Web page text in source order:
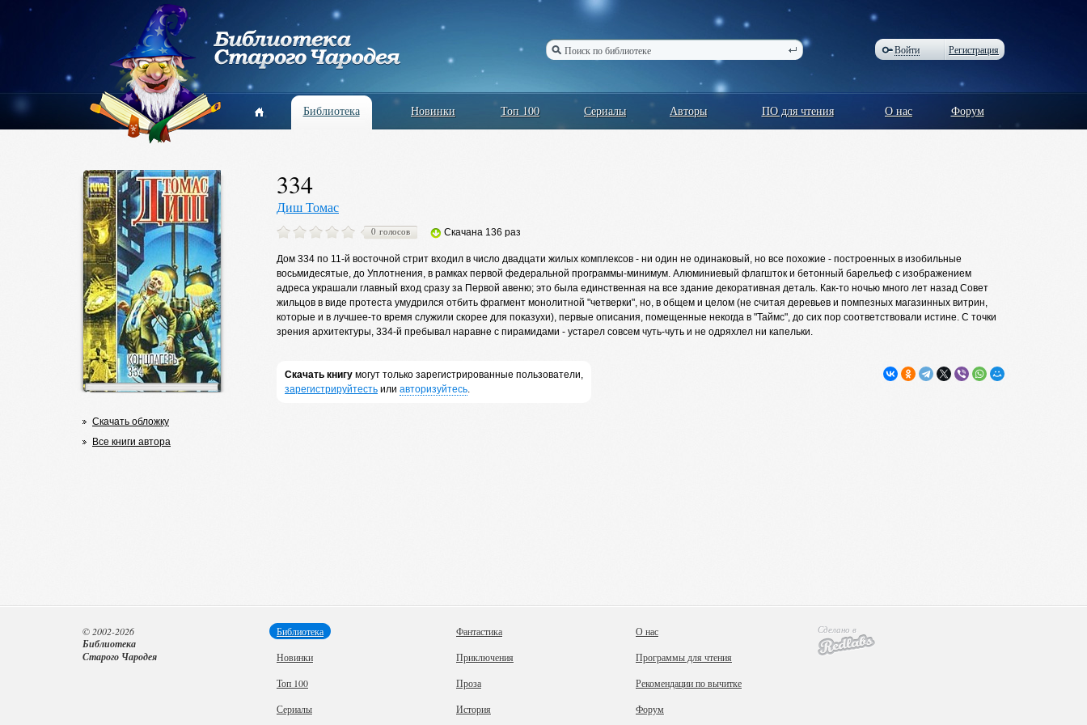
Войти Регистрация
Библиотека Новинки Топ 100 Сериалы Авторы ПО для чтения О нас Форум
Скачать обложку
Все книги автора
334
Диш Томас
0 голосов Скачана 136 раз
Дом 334 по 11-й восточной стрит входил в число двадцати жилых комплексов - ни один не одинаковый, но все похожие - построенных в изобильные
восьмидесятые, до Уплотнения, в рамках первой федеральной программы-минимум. Алюминиевый флагшток и бетонный барельеф с изображением
адреса украшали главный вход сразу за Первой авеню; это была единственная на все здание декоративная деталь. Как-то ночью много лет назад Совет
жильцов в виде протеста умудрился отбить фрагмент монолитной "четверки", но, в общем и целом (не считая деревьев и помпезных магазинных витрин,
которые и в лучшее-то время служили скорее для показухи), первые описания, помещенные некогда в "Таймс", до сих пор соответствовали истине. С точки
зрения архитектуры, 334-й пребывал наравне с пирамидами - устарел совсем чуть-чуть и не одряхлел ни капельки.
Скачать книгу могут только зарегистрированные пользователи,
зарегистрируйтесть или авторизуйтесь.
Библиотека
Новинки
Топ 100
Сериалы
Фантастика
Приключения
Проза
История
О нас
Программы для чтения
Рекомендации по вычитке
Форум
© 2002-2026
Библиотека
Старого Чародея
Сделано в